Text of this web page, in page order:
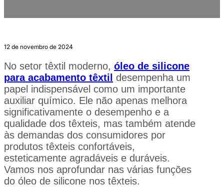
12 de novembro de 2024
No setor têxtil moderno, óleo de silicone
para acabamento têxtil desempenha um
papel indispensável como um importante
auxiliar químico. Ele não apenas melhora
significativamente o desempenho e a
qualidade dos têxteis, mas também atende
às demandas dos consumidores por
produtos têxteis confortáveis,
esteticamente agradáveis e duráveis.
Vamos nos aprofundar nas várias funções
do óleo de silicone nos têxteis.